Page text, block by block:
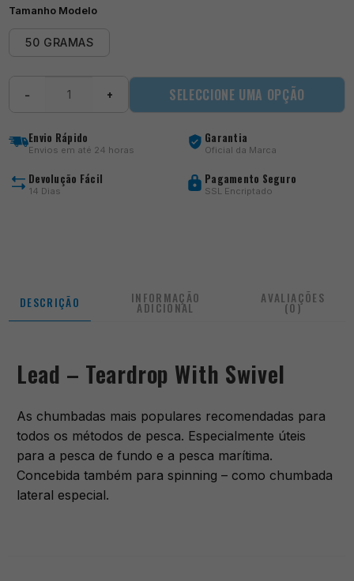
Tamanho Modelo
50 GRAMAS
Teardrop
With
− + SELECCIONE UMA OPÇÃO
Envio Rápido
Envios em até 24 horas
Garantia
Oficial da Marca
Devolução Fácil
14 Dias
Pagamento Seguro
SSL Encriptado
DESCRIÇÃO INFORMAÇÃO
ADICIONAL
AVALIAÇÕES
(0)
Lead – Teardrop With Swivel
As chumbadas mais populares recomendadas para
todos os métodos de pesca. Especialmente úteis
para a pesca de fundo e a pesca marítima.
Concebida também para spinning – como chumbada
lateral especial.